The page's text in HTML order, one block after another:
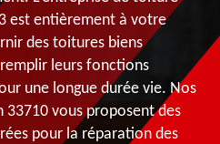
est entièrement à votre
des toitures biens
leurs fonctions
une longue durée vie. Nos
33710 vous proposent des
pour la réparation des